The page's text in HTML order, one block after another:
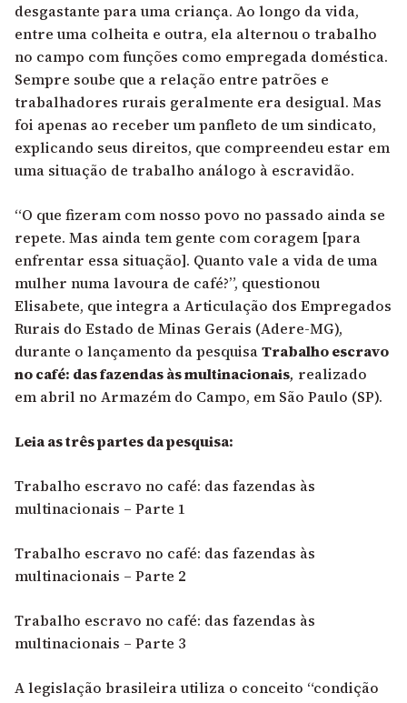
desgastante para uma criança. Ao longo da vida,
entre uma colheita e outra, ela alternou o trabalho
no campo com funções como empregada doméstica.
Sempre soube que a relação entre patrões e
trabalhadores rurais geralmente era desigual. Mas
foi apenas ao receber um panfleto de um sindicato,
explicando seus direitos, que compreendeu estar em
uma situação de trabalho análogo à escravidão.
“O que fizeram com nosso povo no passado ainda se
repete. Mas ainda tem gente com coragem [para
enfrentar essa situação]. Quanto vale a vida de uma
mulher numa lavoura de café?”, questionou
Elisabete, que integra a Articulação dos Empregados
Rurais do Estado de Minas Gerais (Adere-MG),
durante o lançamento da pesquisaTrabalho escravo
no café: das fazendas às multinacionais, realizado
em abril no Armazém do Campo, em São Paulo (SP).
Leia as três partes da pesquisa:
Trabalho escravo no café: das fazendas às
multinacionais – Parte 1
Trabalho escravo no café: das fazendas às
multinacionais – Parte 2
Trabalho escravo no café: das fazendas às
multinacionais – Parte 3
A legislação brasileira utiliza o conceito “condição